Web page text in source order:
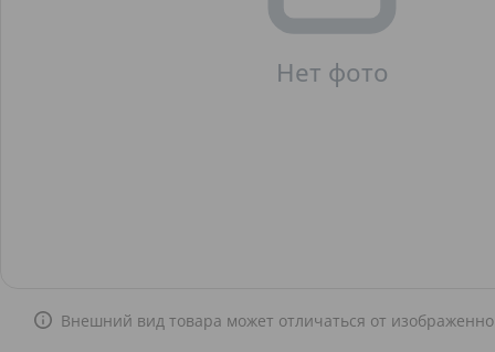
Внешний вид товара может отличаться от